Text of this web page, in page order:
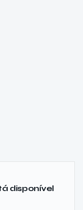
disponível